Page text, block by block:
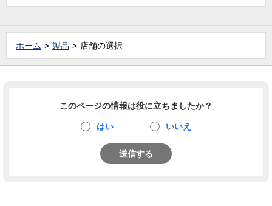
ホーム 製品 店舗の選択
このページの情報は役に立ちましたか？
はい いいえ
送信する